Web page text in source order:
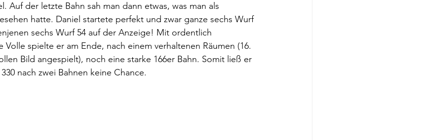
Auf der letzte Bahn sah man dann etwas, was man als
hatte. Daniel startete perfekt und zwar ganze sechs Wurf
sechs Wurf 54 auf der Anzeige! Mit ordentlich
Volle spielte er am Ende, nach einem verhaltenen Räumen (16.
Bild angespielt), noch eine starke 166er Bahn. Somit ließ er
nach zwei Bahnen keine Chance.